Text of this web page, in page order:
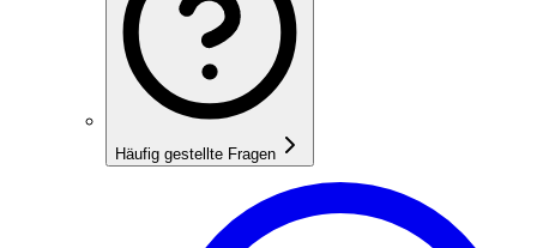
Häufig gestellte Fragen